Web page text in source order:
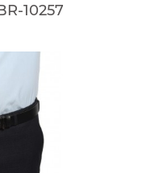
10257